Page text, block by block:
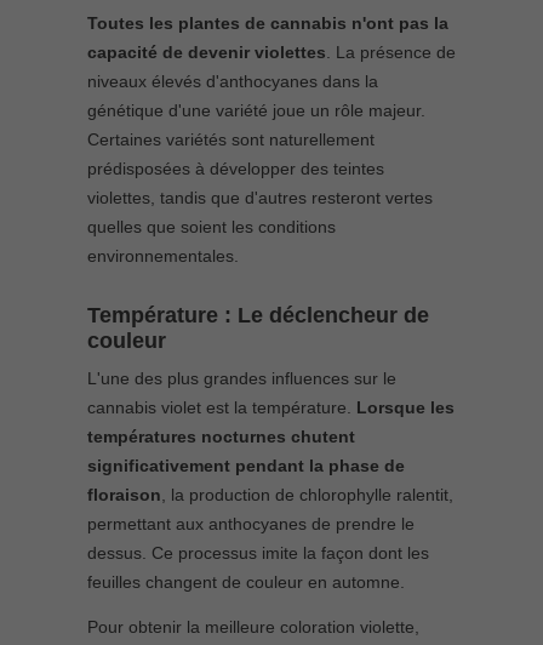
Toutes les plantes de cannabis n'ont pas la
capacité de devenir violettes. La présence de
niveaux élevés d'anthocyanes dans la
génétique d'une variété joue un rôle majeur.
Certaines variétés sont naturellement
prédisposées à développer des teintes
violettes, tandis que d'autres resteront vertes
quelles que soient les conditions
environnementales.
Température : Le déclencheur de
couleur
L'une des plus grandes influences sur le
cannabis violet est la température. Lorsque les
températures nocturnes chutent
significativement pendant la phase de
floraison, la production de chlorophylle ralentit,
permettant aux anthocyanes de prendre le
dessus. Ce processus imite la façon dont les
feuilles changent de couleur en automne.
Pour obtenir la meilleure coloration violette,